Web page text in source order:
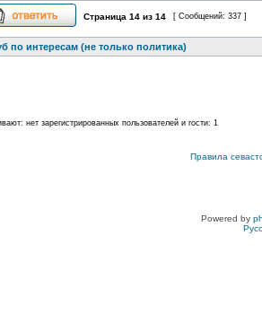
Страница 14 из 14 [ Сообщений: 337 ]
по интересам (не только политика)
нет зарегистрированных пользователей и гости: 1
Правила
Powered by